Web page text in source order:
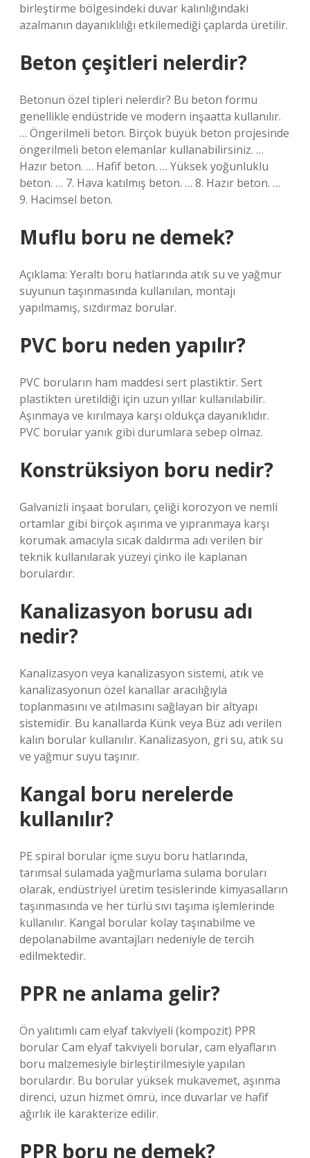
birleştirme bölgesindeki duvar kalınlığındaki
azalmanın dayanıklılığı etkilemediği çaplarda üretilir.
Beton çeşitleri nelerdir?
Betonun özel tipleri nelerdir? Bu beton formu
genellikle endüstride ve modern inşaatta kullanılır.
… Öngerilmeli beton. Birçok büyük beton projesinde
öngerilmeli beton elemanlar kullanabilirsiniz. …
Hazır beton. … Hafif beton. … Yüksek yoğunluklu
beton. … 7. Hava katılmış beton. … 8. Hazır beton. …
9. Hacimsel beton.
Muflu boru ne demek?
Açıklama: Yeraltı boru hatlarında atık su ve yağmur
suyunun taşınmasında kullanılan, montajı
yapılmamış, sızdırmaz borular.
PVC boru neden yapılır?
PVC boruların ham maddesi sert plastiktir. Sert
plastikten üretildiği için uzun yıllar kullanılabilir.
Aşınmaya ve kırılmaya karşı oldukça dayanıklıdır.
PVC borular yanık gibi durumlara sebep olmaz.
Konstrüksiyon boru nedir?
Galvanizli inşaat boruları, çeliği korozyon ve nemli
ortamlar gibi birçok aşınma ve yıpranmaya karşı
korumak amacıyla sıcak daldırma adı verilen bir
teknik kullanılarak yüzeyi çinko ile kaplanan
borulardır.
Kanalizasyon borusu adı
nedir?
Kanalizasyon veya kanalizasyon sistemi, atık ve
kanalizasyonun özel kanallar aracılığıyla
toplanmasını ve atılmasını sağlayan bir altyapı
sistemidir. Bu kanallarda Künk veya Büz adı verilen
kalın borular kullanılır. Kanalizasyon, gri su, atık su
ve yağmur suyu taşınır.
Kangal boru nerelerde
kullanılır?
PE spiral borular içme suyu boru hatlarında,
tarımsal sulamada yağmurlama sulama boruları
olarak, endüstriyel üretim tesislerinde kimyasalların
taşınmasında ve her türlü sıvı taşıma işlemlerinde
kullanılır. Kangal borular kolay taşınabilme ve
depolanabilme avantajları nedeniyle de tercih
edilmektedir.
PPR ne anlama gelir?
Ön yalıtımlı cam elyaf takviyeli (kompozit) PPR
borular Cam elyaf takviyeli borular, cam elyafların
boru malzemesiyle birleştirilmesiyle yapılan
borulardır. Bu borular yüksek mukavemet, aşınma
direnci, uzun hizmet ömrü, ince duvarlar ve hafif
ağırlık ile karakterize edilir.
PPR boru ne demek?